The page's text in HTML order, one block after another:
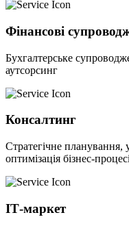
Фінансові
Бухгалтерське
аутсорсинг
Консалтинг
Стратегічне планування,
оптимізація бізнес-
ІТ-маркет